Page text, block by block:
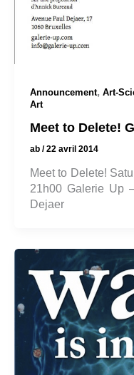
Announcement, Art-
Art
Meet to Delete!
ab /22 avril 2014
Meet to Delete!
21h00 Galerie Up
Dejaer